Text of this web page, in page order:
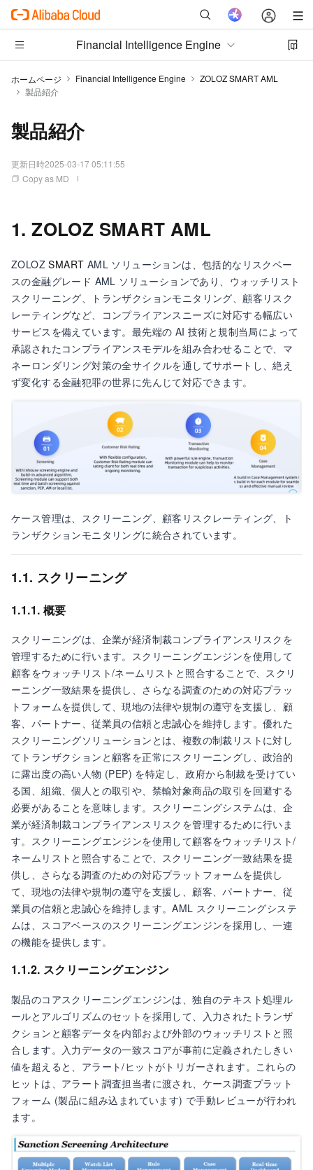
Financial Intelligence Engine
ホームページ Financial Intelligence Engine
ZOLOZ SMART AML
製品紹介
製品紹介
更新日時2025-03-17 05:11:55
Copy as MD
1. ZOLOZ SMART AML
ZOLOZSMART AML ソリューションは、包括的なリスクベー
スの金融グレード AML ソリューションであり、ウォッチリスト
スクリーニング、トランザクションモニタリング、顧客リスク
レーティングなど、コンプライアンスニーズに対応する幅広い
サービスを備えています。最先端の AI 技術と規制当局によって
承認されたコンプライアンスモデルを組み合わせることで、マ
ネーロンダリング対策の全サイクルを通してサポートし、絶え
ず変化する金融犯罪の世界に先んじて対応できます。
ケース管理は、スクリーニング、顧客リスクレーティング、ト
ランザクションモニタリングに統合されています。
1.1. スクリーニング
1.1.1. 概要
スクリーニングは、企業が経済制裁コンプライアンスリスクを
管理するために行います。スクリーニングエンジンを使用して
顧客をウォッチリスト/ネームリストと照合することで、スクリ
ーニング一致結果を提供し、さらなる調査のための対応プラッ
トフォームを提供して、現地の法律や規制の遵守を支援し、顧
客、パートナー、従業員の信頼と忠誠心を維持します。優れた
スクリーニングソリューションとは、複数の制裁リストに対し
てトランザクションと顧客を正常にスクリーニングし、政治的
に露出度の高い人物 (PEP) を特定し、政府から制裁を受けてい
る国、組織、個人との取引や、禁輸対象商品の取引を回避する
必要があることを意味します。スクリーニングシステムは、企
業が経済制裁コンプライアンスリスクを管理するために行いま
す。スクリーニングエンジンを使用して顧客をウォッチリスト/
ネームリストと照合することで、スクリーニング一致結果を提
供し、さらなる調査のための対応プラットフォームを提供し
て、現地の法律や規制の遵守を支援し、顧客、パートナー、従
業員の信頼と忠誠心を維持します。AML スクリーニングシステ
ムは、スコアベースのスクリーニングエンジンを採用し、一連
の機能を提供します。
1.1.2. スクリーニングエンジン
製品のコアスクリーニングエンジンは、独自のテキスト処理ル
ールとアルゴリズムのセットを採用して、入力されたトランザ
クションと顧客データを内部および外部のウォッチリストと照
合します。入力データの一致スコアが事前に定義されたしきい
値を超えると、アラート/ヒットがトリガーされます。これらの
ヒットは、アラート調査担当者に渡され、ケース調査プラット
フォーム (製品に組み込まれています) で手動レビューが行われ
ます。